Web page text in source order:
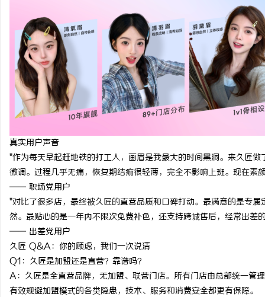
真实用户声音
"作为每天早起赶地铁的打工人，画眉是我最大的时间黑洞。来久匠
微调。过程几乎无痛，恢复期结痂很轻薄，完全不影响上班。现在素
—— 职场党用户
"对比了很多店，最终被久匠的直营品质和口碑打动。最满意的是专
然。最贴心的是一年内不限次免费补色，还支持跨城售后，经常出差
—— 出差党用户
久匠 Q&A：你的顾虑，我们一次说清
Q1：久匠是加盟还是直营？靠谱吗？
A：久匠是全直营品牌，无加盟、联营门店。所有门店由总部统一管
有效规避加盟模式的各类隐患，技术、服务和消费安全都更有保障。